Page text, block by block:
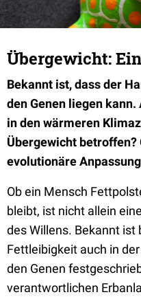
Übergewicht:
Bekannt ist, dass der
den Genen liegen
in den wärmeren
Übergewicht
evolutionäre
Ob ein Mensch
bleibt, ist nicht allein
des Willens. Bekannt ist
Fettleibigkeit auch in
den Genen
verantwortlichen